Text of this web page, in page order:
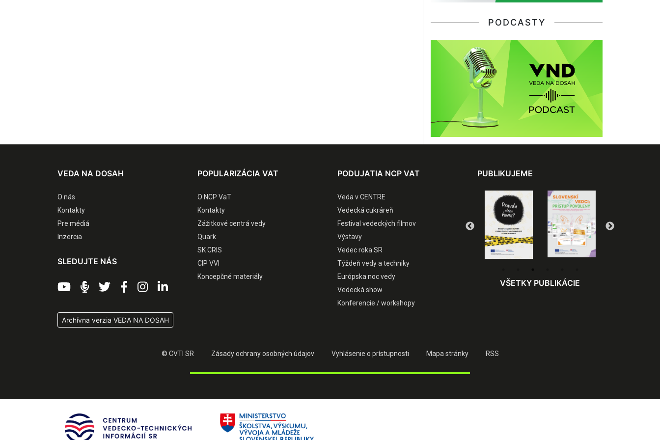
PODCASTY
VEDA NA DOSAH
O nás
Kontakty
Pre médiá
Inzercia
SLEDUJTE NÁS
Archívna verzia VEDA NA DOSAH
POPULARIZÁCIA VAT
O NCP VaT
Kontakty
Zážitkové centrá vedy
Quark
SK CRIS
CIP VVI
Koncepčné materiály
PODUJATIA NCP VAT
Veda v CENTRE
Vedecká cukráreň
Festival vedeckých filmov
Výstavy
Vedec roka SR
Týždeň vedy a techniky
Európska noc vedy
Vedecká show
Konferencie / workshopy
PUBLIKUJEME
VŠETKY PUBLIKÁCIE
© CVTI SR Zásady ochrany osobných údajov Vyhlásenie o prístupnosti Mapa stránky RSS